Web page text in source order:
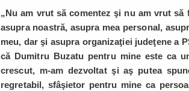
„Nu am vrut să comentez şi nu am vrut
asupra noastră, asupra mea personal,
meu, dar şi asupra organizaţiei judeţene a
că Dumitru Buzatu pentru mine este ca
crescut, m-am dezvoltat şi aş putea
regretabil, sfâşietor pentru mine ca